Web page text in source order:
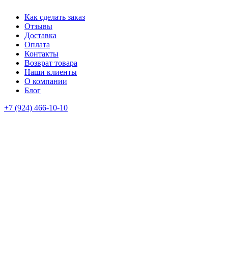
Как сделать заказ
Отзывы
Доставка
Оплата
Контакты
Возврат товара
Наши клиенты
О компании
Блог
+7 (924) 466-10-10